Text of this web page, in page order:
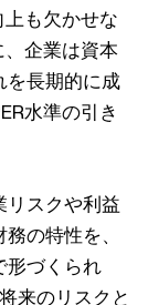
も⽋かせな
企業は資本
を⻑期的に成
⽔準の引き
リスクや利益
の特性を、
形づくられ
来のリスクと